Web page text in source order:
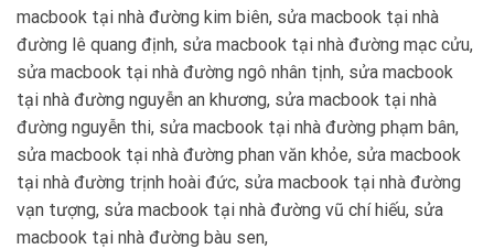
macbook tại nhà đường kim biên, sửa macbook tại nhà
đường lê quang định, sửa macbook tại nhà đường mạc cửu,
sửa macbook tại nhà đường ngô nhân tịnh, sửa macbook
tại nhà đường nguyễn an khương, sửa macbook tại nhà
đường nguyễn thi, sửa macbook tại nhà đường phạm bân,
sửa macbook tại nhà đường phan văn khỏe, sửa macbook
tại nhà đường trịnh hoài đức, sửa macbook tại nhà đường
vạn tượng, sửa macbook tại nhà đường vũ chí hiếu, sửa
macbook tại nhà đường bàu sen,